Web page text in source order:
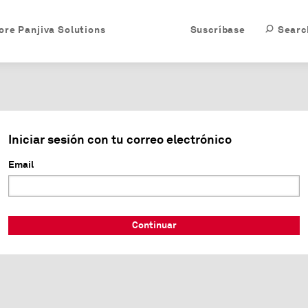
Suscríbase
Panjiva Solutions
Iniciar sesión con tu correo electrónico
Email
Continuar